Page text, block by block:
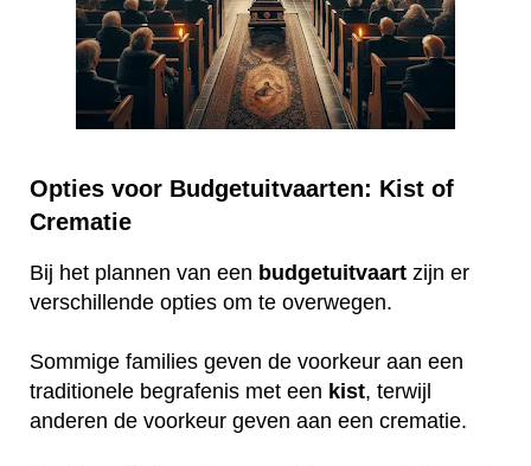
Opties voor Budgetuitvaarten: Kist of
Crematie
Bij het plannen van een budgetuitvaart zijn er
verschillende opties om te overwegen.
Sommige families geven de voorkeur aan een
traditionele begrafenis met een kist, terwijl
anderen de voorkeur geven aan een crematie.